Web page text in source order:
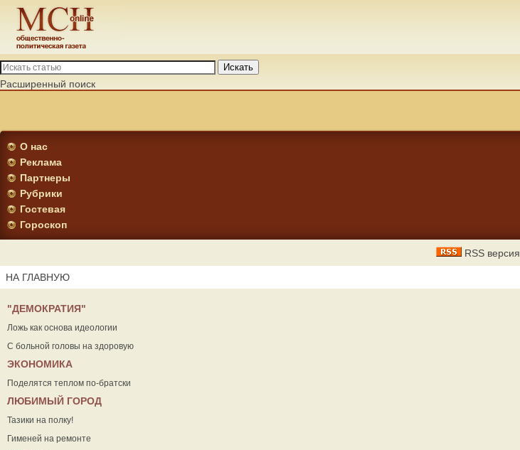
Искать
Расширенный поиск
О нас
Реклама
Партнеры
Рубрики
Гостевая
Гороскоп
RSS версия
НА ГЛАВНУЮ
"ДЕМОКРАТИЯ"
Ложь как основа идеологии
С больной головы на здоровую
ЭКОНОМИКА
Поделятся теплом по-братски
ЛЮБИМЫЙ ГОРОД
Тазики на полку!
Гименей на ремонте